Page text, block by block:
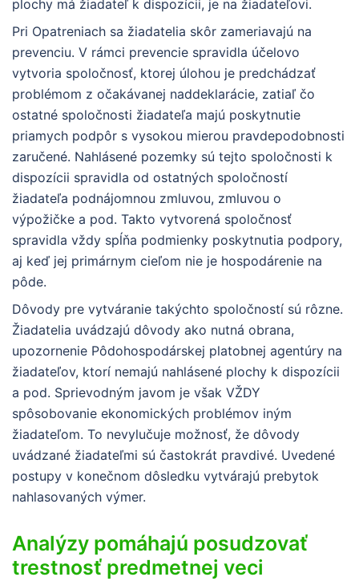
plochy má žiadateľ k dispozícii, je na žiadateľovi.
Pri Opatreniach sa žiadatelia skôr zameriavajú na
prevenciu. V rámci prevencie spravidla účelovo
vytvoria spoločnosť, ktorej úlohou je predchádzať
problémom z očakávanej naddeklarácie, zatiaľ čo
ostatné spoločnosti žiadateľa majú poskytnutie
priamych podpôr s vysokou mierou pravdepodobnosti
zaručené. Nahlásené pozemky sú tejto spoločnosti k
dispozícii spravidla od ostatných spoločností
žiadateľa podnájomnou zmluvou, zmluvou o
výpožičke a pod. Takto vytvorená spoločnosť
spravidla vždy spĺňa podmienky poskytnutia podpory,
aj keď jej primárnym cieľom nie je hospodárenie na
pôde.
Dôvody pre vytváranie takýchto spoločností sú rôzne.
Žiadatelia uvádzajú dôvody ako nutná obrana,
upozornenie Pôdohospodárskej platobnej agentúry na
žiadateľov, ktorí nemajú nahlásené plochy k dispozícii
a pod. Sprievodným javom je však VŽDY
spôsobovanie ekonomických problémov iným
žiadateľom. To nevylučuje možnosť, že dôvody
uvádzané žiadateľmi sú častokrát pravdivé. Uvedené
postupy v konečnom dôsledku vytvárajú prebytok
nahlasovaných výmer.
Analýzy pomáhajú posudzovať
trestnosť predmetnej veci